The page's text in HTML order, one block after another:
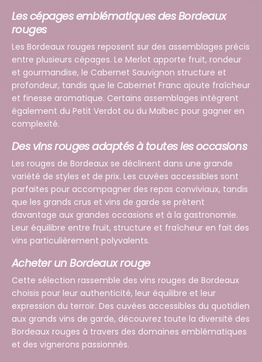
Les cépages emblématiques des Bordeaux
rouges
Les Bordeaux rouges reposent sur des assemblages précis
entre plusieurs cépages. Le Merlot apporte fruit, rondeur
et gourmandise, le Cabernet Sauvignon structure et
profondeur, tandis que le Cabernet Franc ajoute fraîcheur
et finesse aromatique. Certains assemblages intègrent
également du Petit Verdot ou du Malbec pour gagner en
complexité.
Des vins rouges adaptés à toutes les occasions
Les rouges de Bordeaux se déclinent dans une grande
variété de styles et de prix. Les cuvées accessibles sont
parfaites pour accompagner des repas conviviaux, tandis
que les grands crus et vins de garde se prêtent
davantage aux grandes occasions et à la gastronomie.
Leur équilibre entre fruit, structure et fraîcheur en fait des
vins particulièrement polyvalents.
Acheter un Bordeaux rouge
Cette sélection rassemble des vins rouges de Bordeaux
choisis pour leur authenticité, leur équilibre et leur
expression du terroir. Des cuvées accessibles du quotidien
aux grands vins de garde, découvrez toute la diversité des
Bordeaux rouges à travers des domaines emblématiques
et des vignerons passionnés.